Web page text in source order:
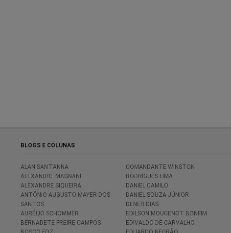
BLOGS E COLUNAS
ALAN SANT’ANNA
ALEXANDRE MAGNANI
ALEXANDRE SIQUEIRA
ANTÔNIO AUGUSTO MAYER DOS
SANTOS
AURÉLIO SCHOMMER
BERNADETE FREIRE CAMPOS
COMANDANTE WINSTON
RODRIGUES LIMA
DANIEL CAMILO
DANIEL SOUZA JÚNIOR
DENER DIAS
EDILSON MOUGENOT BONFIM
EDIVALDO DE CARVALHO